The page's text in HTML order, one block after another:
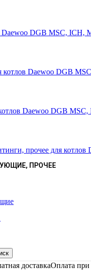
ПРОЧЕЕ
доставкаОплата